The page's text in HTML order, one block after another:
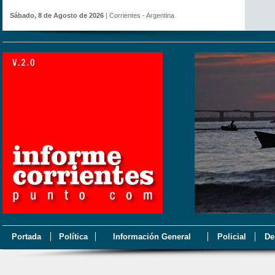
Sábado, 8 de Agosto de 2026 | Corrientes - Argentina
Portada Política Información General Policial